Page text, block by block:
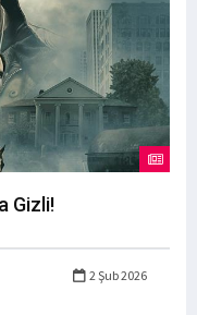
Gizli!
2 Şub 2026